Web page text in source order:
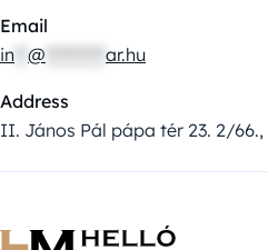
Email
in @ ar.hu
Address
II. János Pál pápa tér 23. 2/